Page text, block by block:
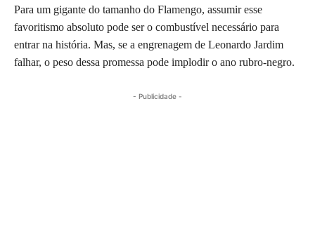
Para um gigante do tamanho do Flamengo, assumir esse
favoritismo absoluto pode ser o combustível necessário para
entrar na história. Mas, se a engrenagem de Leonardo Jardim
falhar, o peso dessa promessa pode implodir o ano rubro-negro.
- Publicidade -